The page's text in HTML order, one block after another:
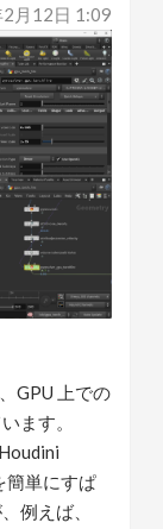
月12日 1:09
GPU 上での
ます。
簡単にすぱ
例えば、